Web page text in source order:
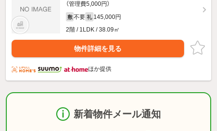
（管理費5,000円）
敷 不要 礼 145,000円
2階 / 1LDK / 38.09㎡
物件詳細を見る
ほか提供
新着物件メール通知